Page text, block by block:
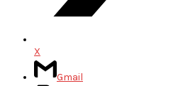
X
Gmail